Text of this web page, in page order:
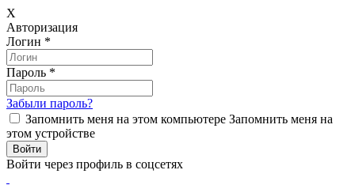
X
Авторизация
Логин *
Пароль *
Забыли пароль?
Запомнить меня на этом компьютере Запомнить меня на
этом устройстве
Войти через профиль в соцсетях